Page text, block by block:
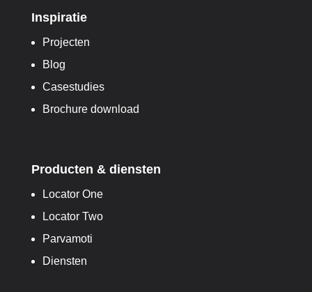
Inspiratie
Projecten
Blog
Casestudies
Brochure download
Producten & diensten
Locator One
Locator Two
Parvamoti
Diensten